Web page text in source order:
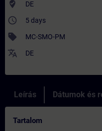
where_to_vote DE
access_time 5 days
sell MC-SMO-PM
translate DE
Leírás Dátumok és
Tartalom